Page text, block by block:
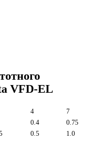
VFD-EL
4
7
0.4
0.75
0.5
1.0